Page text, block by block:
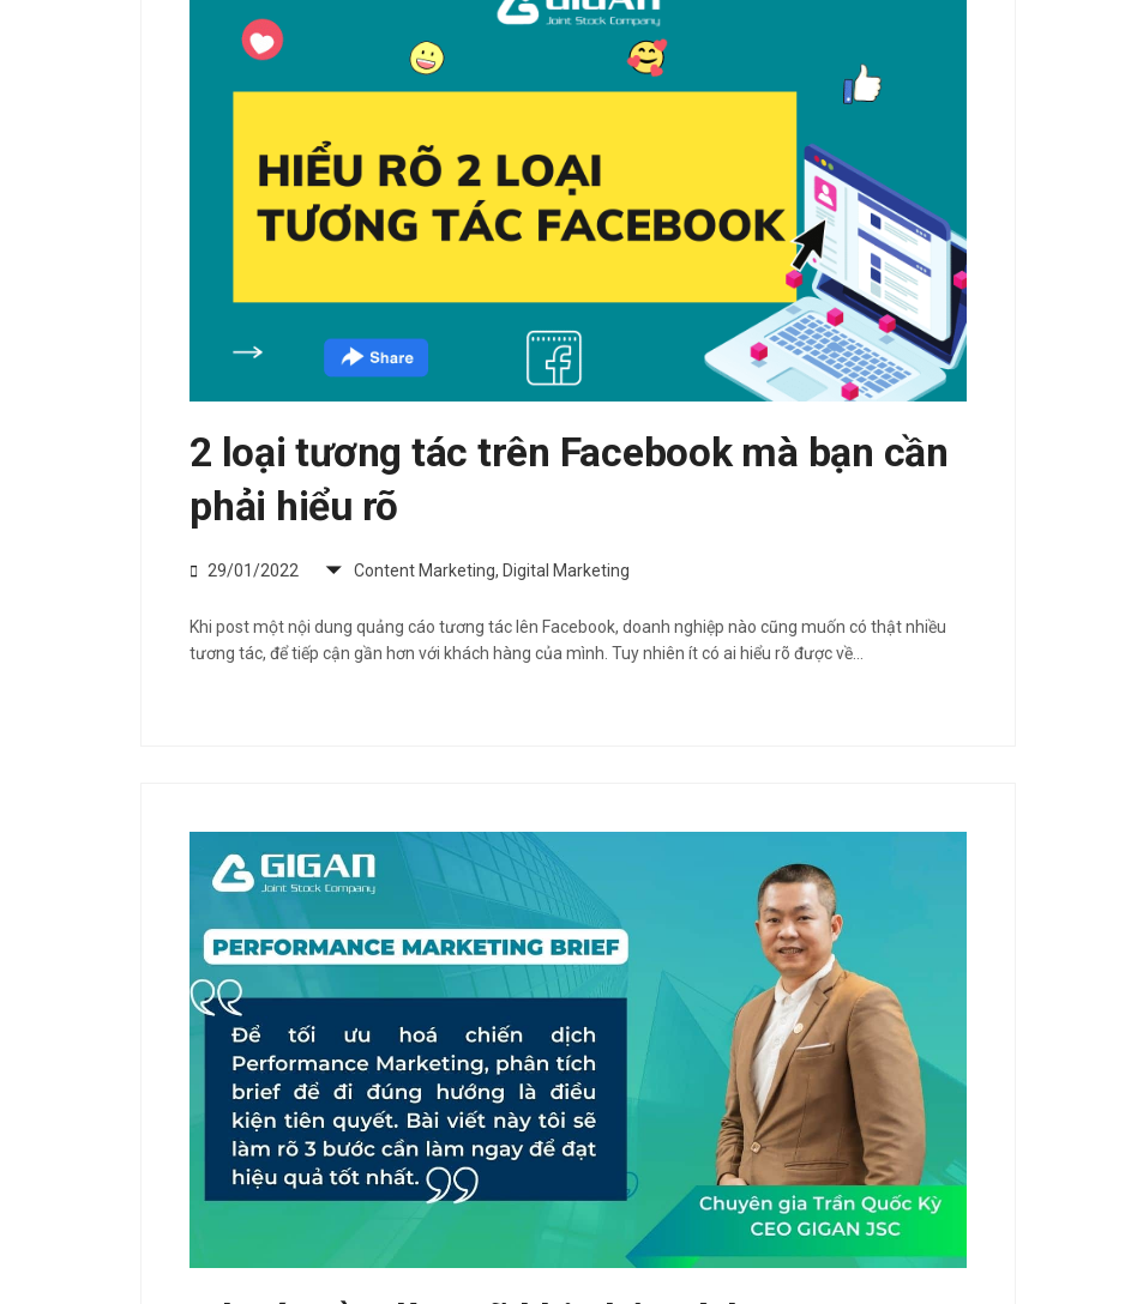
2 loại tương tác trên Facebook mà bạn cần
phải hiểu rõ
29/01/2022 Content Marketing, Digital Marketing
Khi post một nội dung quảng cáo tương tác lên Facebook, doanh nghiệp nào cũng muốn có thật nhiều
tương tác, để tiếp cận gần hơn với khách hàng của mình. Tuy nhiên ít có ai hiểu rõ được về…